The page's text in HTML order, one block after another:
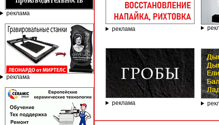
реклама
реклама
реклама
реклама